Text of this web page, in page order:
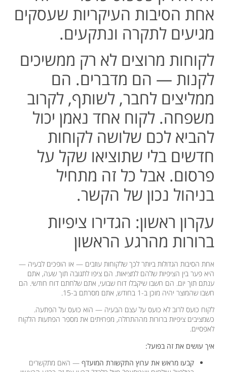
אחת הסיבות העיקריות שעסקים
מגיעים לתקרה ונתקעים.
לקוחות מרוצים לא רק ממשיכים
לקנות — הם מדברים. הם
ממליצים לחבר, לשותף, לקרוב
משפחה. לקוח אחד נאמן יכול
להביא לכם שלושה לקוחות
חדשים בלי שתוציאו שקל על
פרסום. אבל כל זה מתחיל
בניהול נכון של הקשר.
עקרון ראשון: הגדירו ציפיות
ברורות מהרגע הראשון
אחת הסיבות הגדולות ביותר לכך שלקוחות עוזבים — או הופכים לבעיה —
היא פער בין הציפיות שלהם למציאות. הם ציפו לתגובה תוך שעה, אתם
ענתם תוך יום. הם חשבו שיקבלו דוח שבועי, אתם שלחתם דוח חודשי. הם
חשבו שהמוצר יהיה מוכן ב-1 בחודש, אתם מסרתם ב-15.
לקוח כועס לרוב לא כועס על עצם הבעיה — הוא כועס על הפתעה.
כשמציבים ציפיות ברורות מההתחלה, מפחיתים את מספר הפתעות הלקוח
לאפסיים.
איך עושים את זה בפועל:
קבעו מראש את ערוץ התקשורת המועדף— האם מתקשרים